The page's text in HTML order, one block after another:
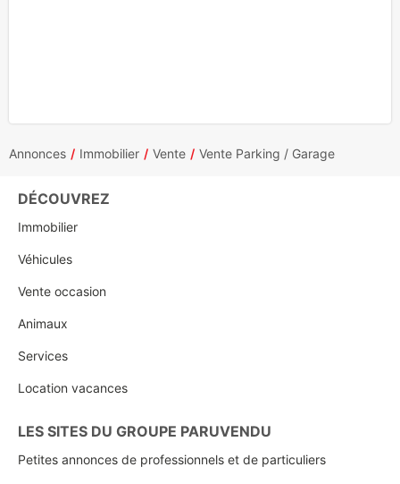
Annonces Immobilier Vente Vente Parking / Garage
DÉCOUVREZ
Immobilier
Véhicules
Vente occasion
Animaux
Services
Location vacances
LES SITES DU GROUPE PARUVENDU
Petites annonces de professionnels et de particuliers